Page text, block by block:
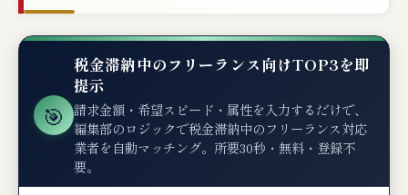
🎯
税金滞納中のフリーランス向けTOP3を即
提示
請求金額・希望スピード・属性を入力するだけで、
編集部のロジックで税金滞納中のフリーランス対応
業者を自動マッチング。所要30秒・無料・登録不
要。